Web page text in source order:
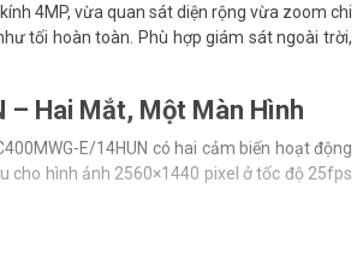
4MP, vừa quan sát diện rộng vừa zoom chi
tối hoàn toàn. Phù hợp giám sát ngoài trời,
– Hai Mắt, Một Màn Hình
E/14HUN có hai cảm biến hoạt động
cho hình ảnh 2560×1440 pixel ở tốc độ 25fps